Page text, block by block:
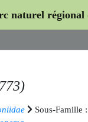
naturel régional
Sous-Famille :